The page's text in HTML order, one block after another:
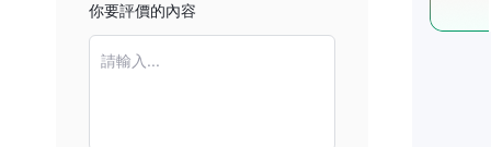
你要評價的內容
請輸入...